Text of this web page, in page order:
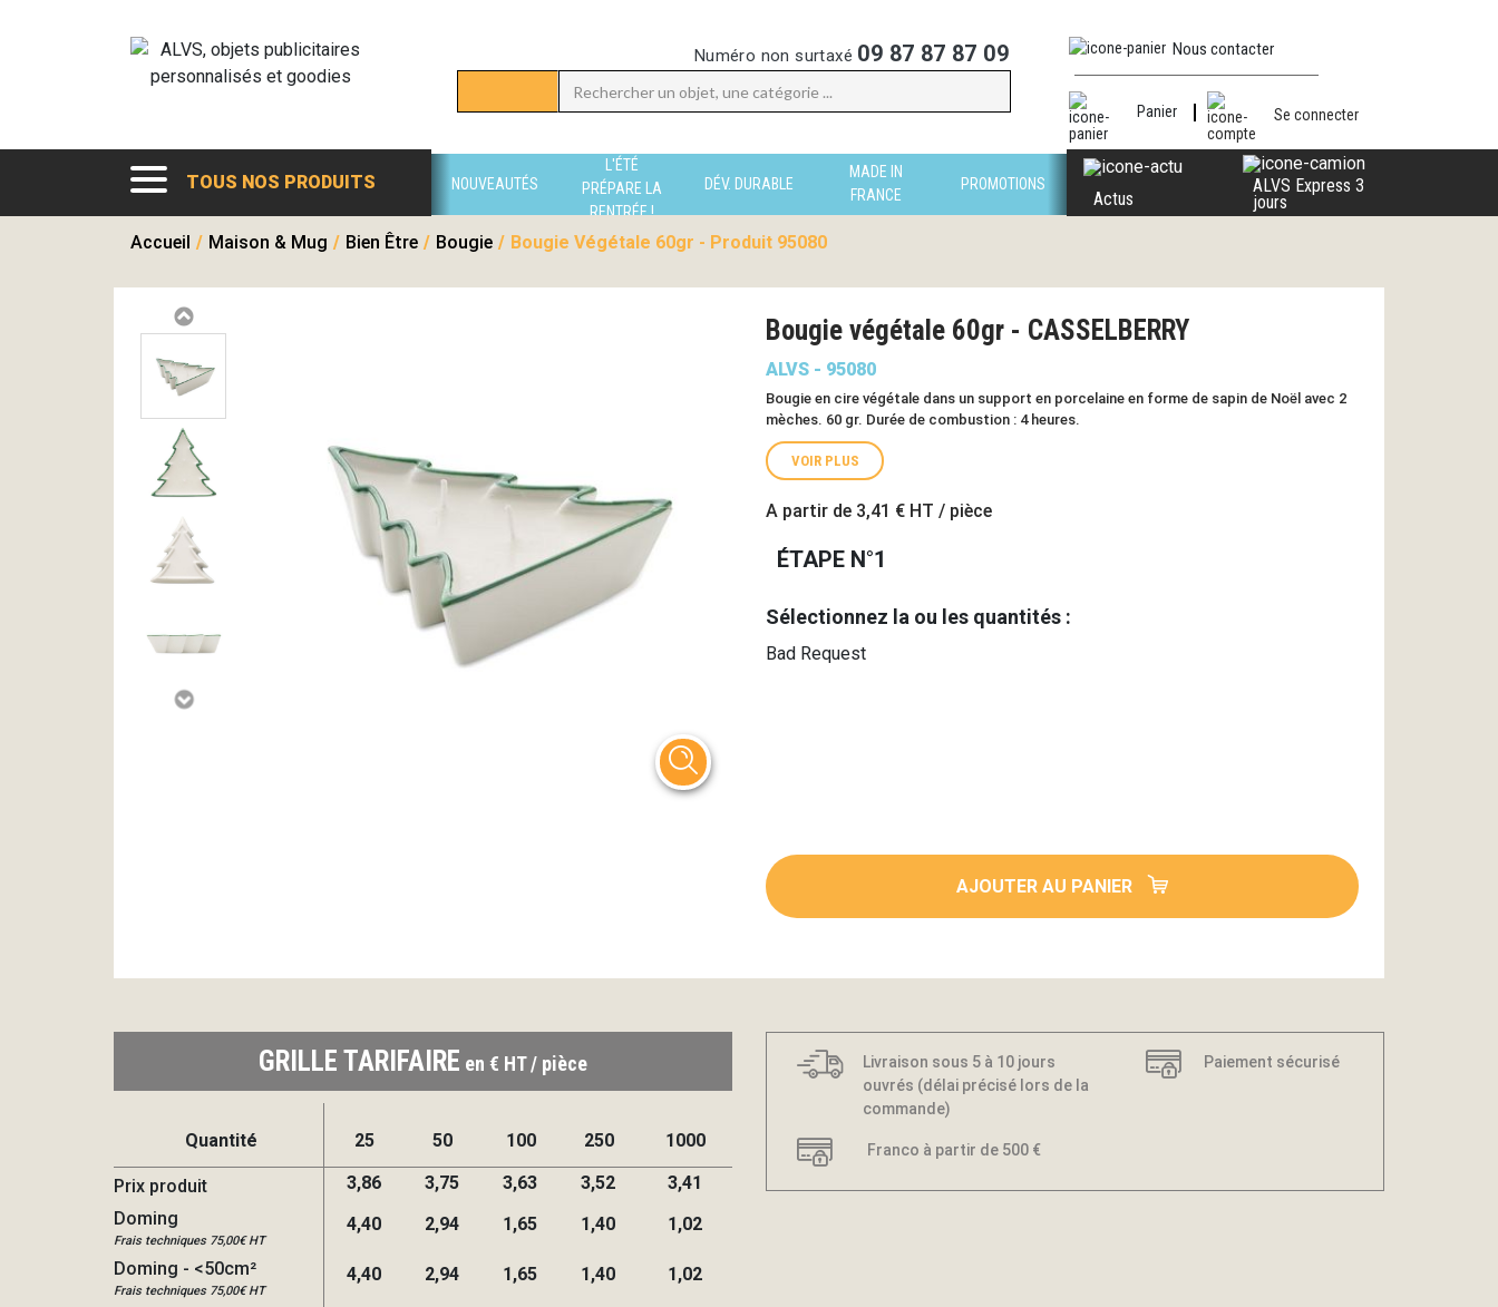
Numéro non surtaxé 09 87 87 87 09 Nous contacter
Panier Se connecter
TOUS NOS PRODUITS NOUVEAUTÉS
L'ÉTÉ
PRÉPARE LA
RENTRÉE !
DÉV. DURABLE
MADE IN
FRANCE
PROMOTIONS
Actus
ALVS Express 3
jours
Accueil / Maison & Mug / Bien Être / Bougie / Bougie Végétale 60gr - Produit 95080
Bougie végétale 60gr - CASSELBERRY
ALVS - 95080
Bougie en cire végétale dans un support en porcelaine en forme de sapin de Noël avec 2
mèches. 60 gr. Durée de combustion : 4 heures.
VOIR PLUS
A partir de 3,41 € HT / pièce
ÉTAPE N°1
Sélectionnez la ou les quantités :
Bad Request
AJOUTER AU PANIER
GRILLE TARIFAIRE en € HT / pièce
Quantité 25 50 100 250 1000
Prix produit 3,86 3,75 3,63 3,52
3,41
Doming
Frais techniques 75,00€ HT
4,40 2,94 1,65 1,40 1,02
Doming - <50cm²
Frais techniques 75,00€ HT
4,40 2,94 1,65 1,40 1,02
Livraison sous 5 à 10 jours
ouvrés (délai précisé lors de la
commande)
Paiement sécurisé
Franco à partir de 500 €